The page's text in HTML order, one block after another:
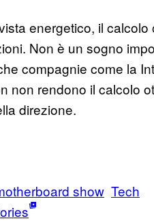
energetico, il calcolo
Non è un sogno
compagnie come la
non rendono il calcolo
direzione.
show Tech